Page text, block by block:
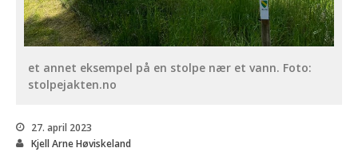
et annet eksempel på en stolpe nær et vann. Foto:
stolpejakten.no
27. april 2023
Kjell Arne Høviskeland